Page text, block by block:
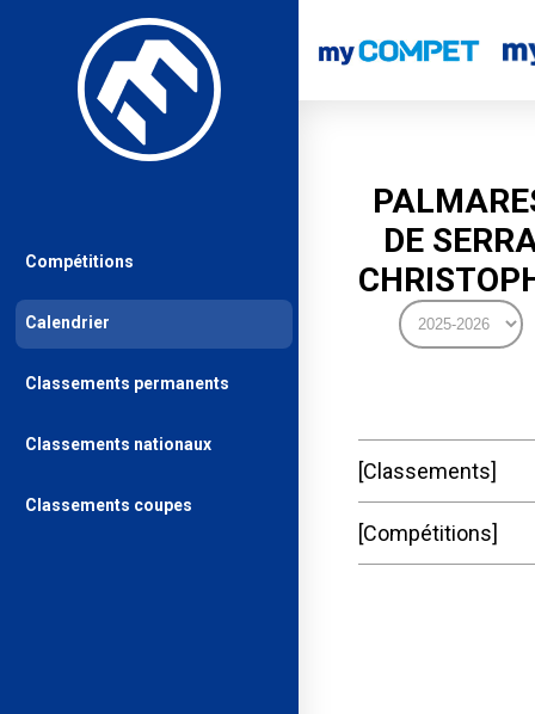
DE
Classements
Compétitions
Compétitions
Calendrier
Classements permanents
Classements nationaux
Classements coupes